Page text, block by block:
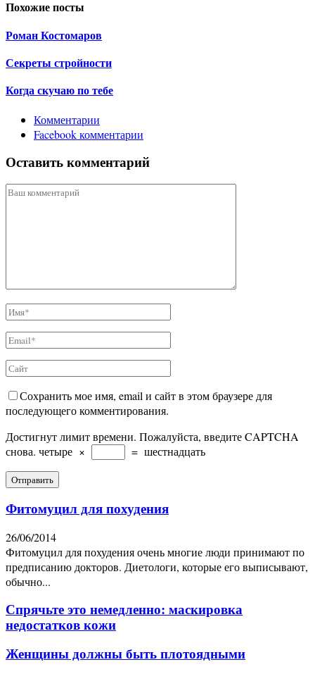
Похожие посты
Роман Костомаров
Секреты стройности
Когда скучаю по тебе
Комментарии
Facebook комментарии
Оставить комментарий
Сохранить мое имя, email и сайт в этом браузере для
последующего комментирования.
Достигнут лимит времени. Пожалуйста, введите CAPTCHA
снова. четыре × = шестнадцать
Фитомуцил для похудения
26/06/2014
Фитомуцил для похудения очень многие люди принимают по
предписанию докторов. Диетологи, которые его выписывают,
обычно...
Спрячьте это немедленно: маскировка
недостатков кожи
Женщины должны быть плотоядными